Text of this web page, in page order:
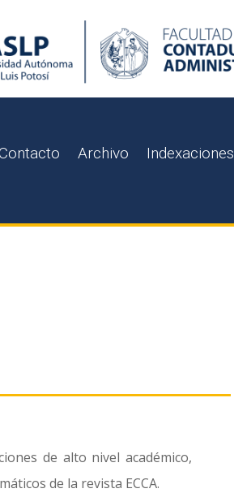
Archivo Indexaciones
de alto nivel académico,
de la revista ECCA.